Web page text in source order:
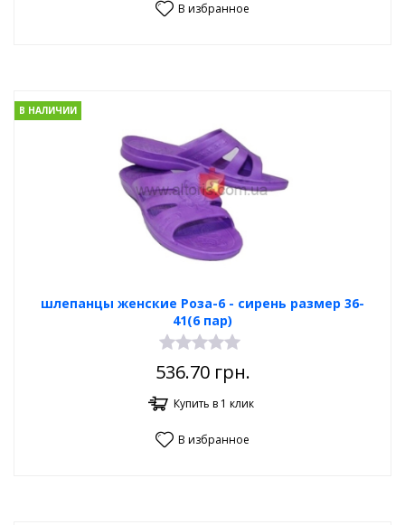
В избранное
шлепанцы женские Роза-6 - сирень размер 36-
41(6 пар)
В НАЛИЧИИ
536.70грн.
Купить в 1 клик
В избранное